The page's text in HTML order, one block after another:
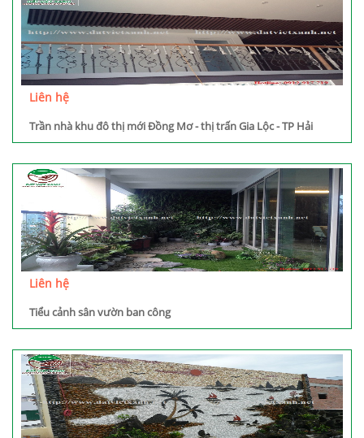
Liên hệ
Trần nhà khu đô thị mới Đồng Mơ - thị trấn Gia Lộc - TP Hải
Dương
Liên hệ
Tiểu cảnh sân vườn ban công